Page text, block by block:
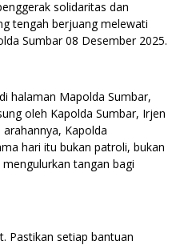
solidaritas dan
tengah berjuang melewati
Sumbar 08 Desember 2025.
halaman Mapolda Sumbar,
oleh Kapolda Sumbar, Irjen
Kapolda
hari itu bukan patroli, bukan
tangan bagi
Pastikan setiap bantuan